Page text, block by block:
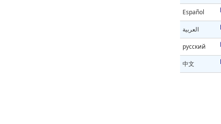
Español
العربية
русский
中文